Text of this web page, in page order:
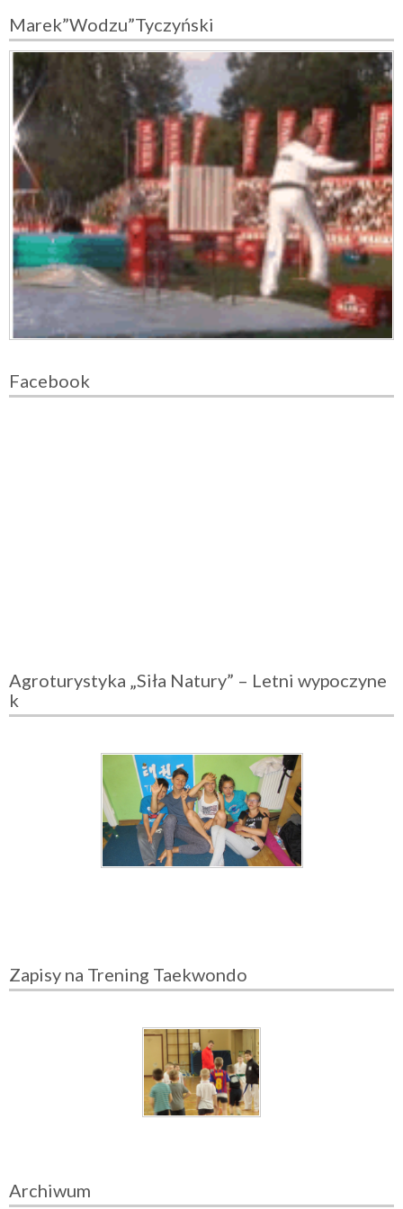
Marek”Wodzu”Tyczyński
Facebook
Agroturystyka „Siła Natury” – Letni wypoczyne
k
Zapisy na Trening Taekwondo
Archiwum